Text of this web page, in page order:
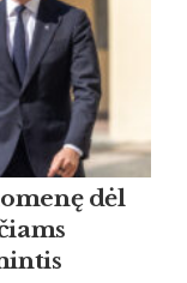
dėl